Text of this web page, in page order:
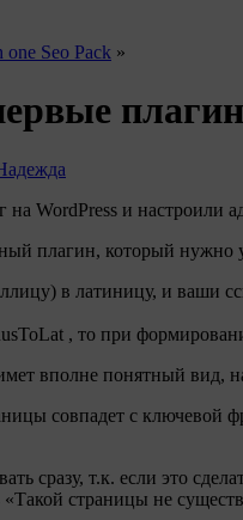
Seo Pack »
на WordPress и настроили
плагин, который нужно
в латиницу, и ваши
, то при
вполне понятный вид,
совпадет с
сразу, т.к. если это
страницы не